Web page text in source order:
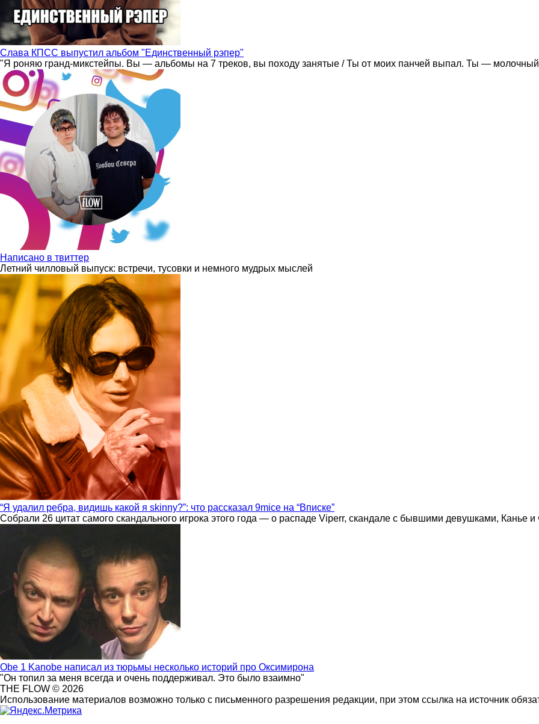
Слава КПСС выпустил альбом "Единственный рэпер"
"Я роняю гранд-микстейпы. Вы — альбомы на 7 треков, вы походу занятые / Ты от моих панчей выпал. Ты —
Написано в твиттер
Летний чилловый выпуск: встречи, тусовки и немного мудрых мыслей
“Я удалил ребра, видишь какой я skinny?”: что рассказал 9mice на “Вписке”
Собрали 26 цитат самого скандального игрока этого года — о распаде Viperr, скандале с бывшими девушками, Канье
Obe 1 Kanobe написал из тюрьмы несколько историй про Оксимирона
"Он топил за меня всегда и очень поддерживал. Это было взаимно"
THE FLOW © 2026
Использование материалов возможно только с письменного разрешения редакции, при этом ссылка на источник